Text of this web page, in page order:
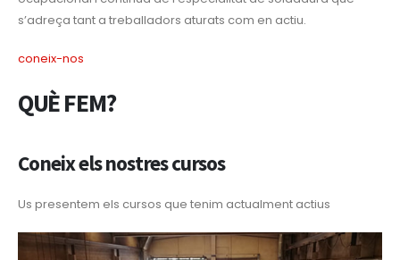
s’adreça tant a treballadors aturats com en actiu.
coneix-nos
QUÈ FEM?
Coneix els nostres cursos
Us presentem els cursos que tenim actualment actius